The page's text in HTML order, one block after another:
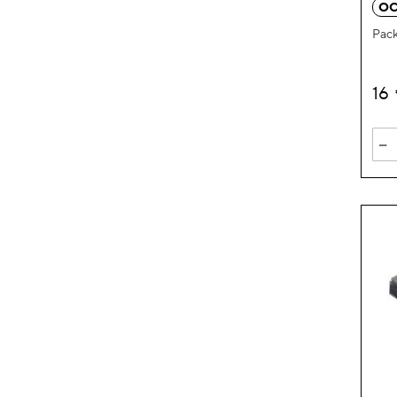
16
-